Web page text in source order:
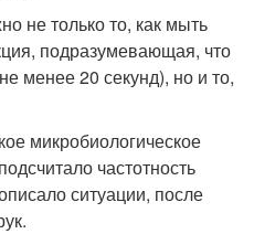
не только то, как мыть
подразумевающая, что
менее 20 секунд), но и то,
микробиологическое
частотность
ситуации, после